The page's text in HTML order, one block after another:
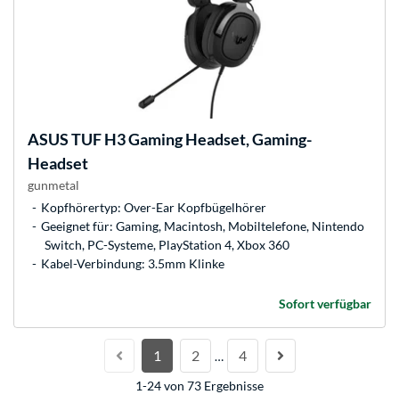
ASUSTUF H3 Gaming Headset, Gaming-
Headset
gunmetal
Kopfhörertyp: Over-Ear Kopfbügelhörer
Geeignet für: Gaming, Macintosh, Mobiltelefone, Nintendo
Switch, PC-Systeme, PlayStation 4, Xbox 360
Kabel-Verbindung: 3.5mm Klinke
Sofort verfügbar
1 2 … 4
1-24 von 73 Ergebnisse